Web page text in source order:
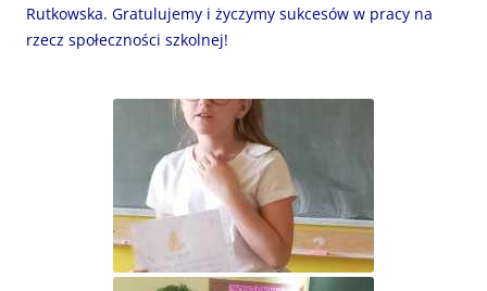
Rutkowska. Gratulujemy i życzymy sukcesów w pracy na
rzecz społeczności szkolnej!